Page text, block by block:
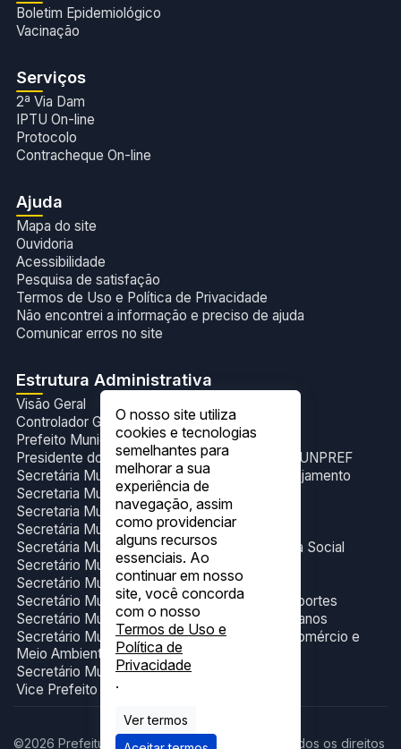
Boletim Epidemiológico
Vacinação
Serviços
2ª Via Dam
IPTU On-line
Protocolo
Contracheque On-line
Ajuda
Mapa do site
Ouvidoria
Acessibilidade
Pesquisa de satisfação
Termos de Uso e Política de Privacidade
Não encontrei a informação e preciso de ajuda
Comunicar erros no site
Estrutura Administrativa
Visão Geral
Controlador Geral do Município
Prefeito Municipal
Presidente do Fundo de Previdência Social- FUNPREF
Secretária Municipal de Administração e Planejamento
Secretaria Municipal de Cultura e Eventos
Secretaria Municipal de Esporte
Secretária Municipal de Gabinete
Secretária Municipal de Trabalho e Assistência Social
Secretário Municipal de Educação
Secretário Municipal de Finanças
Secretário Municipal de Infraestrutura e Transportes
Secretário Municipal de Obras e Serviços Urbanos
Secretário Municipal de Produção, Indústria,Comércio e
Meio Ambiente
Secretário Municipal de Saúde.
Vice Prefeito Municipal
©2026 Prefeitura Municipal de Figueirópolis. Todos os direitos
O nosso site utiliza
cookies e tecnologias
semelhantes para
melhorar a sua
experiência de
navegação, assim
como providenciar
alguns recursos
essenciais. Ao
continuar em nosso
site, você concorda
com o nosso
Termos de Uso e
Política de
Privacidade
.
Ver termos